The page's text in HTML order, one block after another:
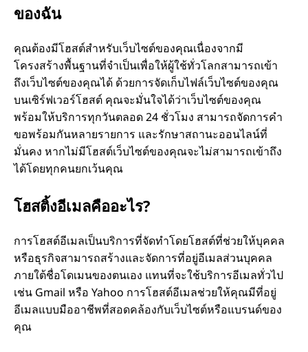
ของฉัน
คุณต้องมีโฮสต์สําหรับเว็บไซต์ของคุณเนื่องจากมี
โครงสร้างพื้นฐานที่จําเป็นเพื่อให้ผู้ใช้ทั่วโลกสามารถเข้า
ถึงเว็บไซต์ของคุณได้ ด้วยการจัดเก็บไฟล์เว็บไซต์ของคุณ
บนเซิร์ฟเวอร์โฮสต์ คุณจะมั่นใจได้ว่าเว็บไซต์ของคุณ
พร้อมให้บริการทุกวันตลอด 24 ชั่วโมง สามารถจัดการคํา
ขอพร้อมกันหลายรายการ และรักษาสถานะออนไลน์ที่
มั่นคง หากไม่มีโฮสต์เว็บไซต์ของคุณจะไม่สามารถเข้าถึง
ได้โดยทุกคนยกเว้นคุณ
โฮสติ้งอีเมลคืออะไร?
การโฮสต์อีเมลเป็นบริการที่จัดทําโดยโฮสต์ที่ช่วยให้บุคคล
หรือธุรกิจสามารถสร้างและจัดการที่อยู่อีเมลส่วนบุคคล
ภายใต้ชื่อโดเมนของตนเอง แทนที่จะใช้บริการอีเมลทั่วไป
เช่น Gmail หรือ Yahoo การโฮสต์อีเมลช่วยให้คุณมีที่อยู่
อีเมลแบบมืออาชีพที่สอดคล้องกับเว็บไซต์หรือแบรนด์ของ
คุณ